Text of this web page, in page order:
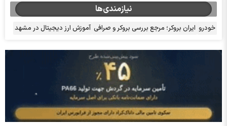
نیازمندی‌ها
خودرو ایران بروکر؛ مرجع بررسی بروکر و صرافی آموزش ارز دیجیتال در مشهد